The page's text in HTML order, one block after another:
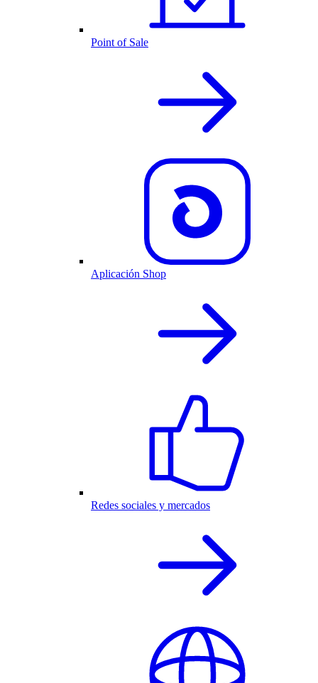
Point of Sale
Aplicación Shop
Redes sociales y mercados